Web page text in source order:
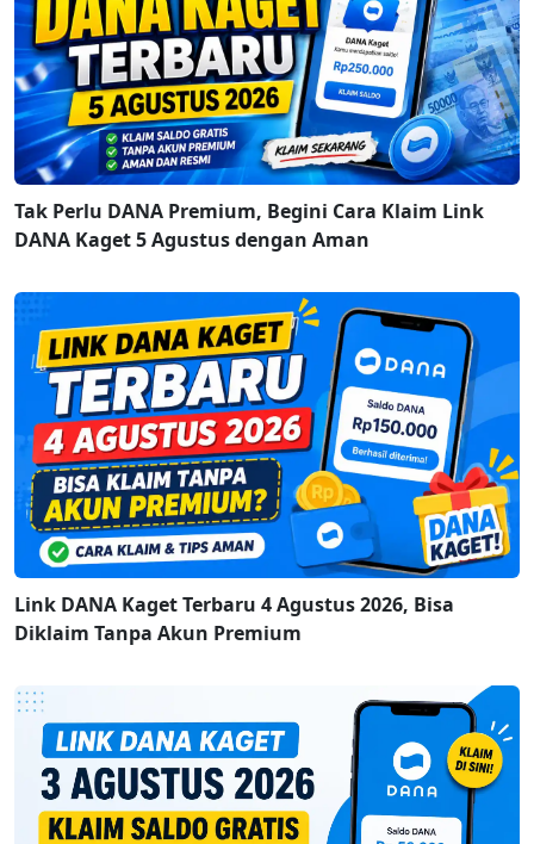
Tak Perlu DANA Premium, Begini Cara Klaim Link
DANA Kaget 5 Agustus dengan Aman
Link DANA Kaget Terbaru 4 Agustus 2026, Bisa
Diklaim Tanpa Akun Premium